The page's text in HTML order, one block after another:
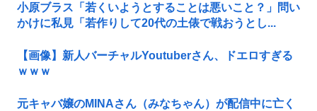
小原ブラス「若くいようとすることは悪いこと？」問い
かけに私見「若作りして20代の土俵で戦おうとし...
【画像】新人バーチャルYoutuberさん、ドエロすぎる
ｗｗｗ
元キャバ嬢のMINAさん（みなちゃん）が配信中に亡く